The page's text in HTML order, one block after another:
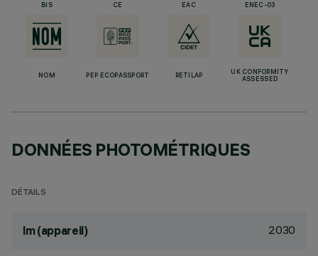
BIS CE EAC ENEC-03
NOM PEP ECOPASSPORT RETILAP
UK CONFORMITY
ASSESSED
DONNÉES PHOTOMÉTRIQUES
DÉTAILS
lm (appareil) 2030